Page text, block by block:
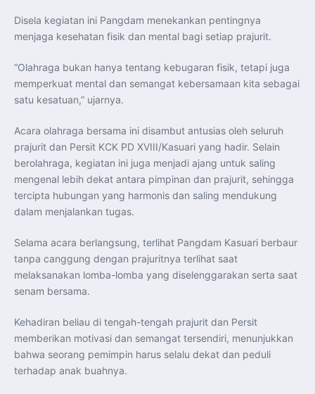
ASEAN dan India Perkuat Ketahanan Kawasan lewat
Kerja Sama Maritim, Ekonomi, dan Kesehatan
BI Pertahankan BI-Rate 5,75 Persen untuk Jaga
Stabilitas dan Dukung Pertumbuhan Ekonomi
Transparansi dan Akuntabilitas Program Makan Bergizi
Gratis
Presiden Prabowo Resmi Lantik Sudaryono sebagai
Kepala Badan Gizi Nasional
Presiden Prabowo Lantik Sudaryono sebagai Kepala
Presiden Prabowo Tekankan Integritas dan Loyalitas
sebagai Pedoman Utama Perwira TNI-Polri
Presiden Prabowo Lantik 1.177 Perwira Remaja TNI-Polri
Mensesneg Tegaskan Komitmen Pemerintah Bangun
Ekosistem Kendaraan Listrik Nasional
Penerbang T-50i Golden Eagle TNI AU Ikuti Latihan
DBFM dalam Pitch Black 2026 di Australia
Disela kegiatan ini Pangdam menekankan pentingnya
menjaga kesehatan fisik dan mental bagi setiap prajurit.
“Olahraga bukan hanya tentang kebugaran fisik, tetapi juga
memperkuat mental dan semangat kebersamaan kita sebagai
satu kesatuan,” ujarnya.
Acara olahraga bersama ini disambut antusias oleh seluruh
prajurit dan Persit KCK PD XVIII/Kasuari yang hadir. Selain
berolahraga, kegiatan ini juga menjadi ajang untuk saling
mengenal lebih dekat antara pimpinan dan prajurit, sehingga
tercipta hubungan yang harmonis dan saling mendukung
dalam menjalankan tugas.
Selama acara berlangsung, terlihat Pangdam Kasuari berbaur
tanpa canggung dengan prajuritnya terlihat saat
melaksanakan lomba-lomba yang diselenggarakan serta saat
senam bersama.
Kehadiran beliau di tengah-tengah prajurit dan Persit
memberikan motivasi dan semangat tersendiri, menunjukkan
bahwa seorang pemimpin harus selalu dekat dan peduli
terhadap anak buahnya.